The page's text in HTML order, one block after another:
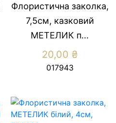
Флористична заколка,
7,5см, казковий
МЕТЕЛИК п...
20,00 ₴
017943